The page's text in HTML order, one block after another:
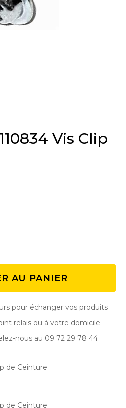
Vis Clip
AU PANIER
pour échanger vos produits
relais ou à votre domicile
nous au 09 72 29 78 44
de Ceinture
de Ceinture